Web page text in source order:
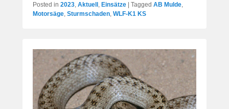
Posted in 2023, Aktuell , Einsätze Tagged AB Mulde,
Motorsäge, Sturmschaden, WLF-K1 KS